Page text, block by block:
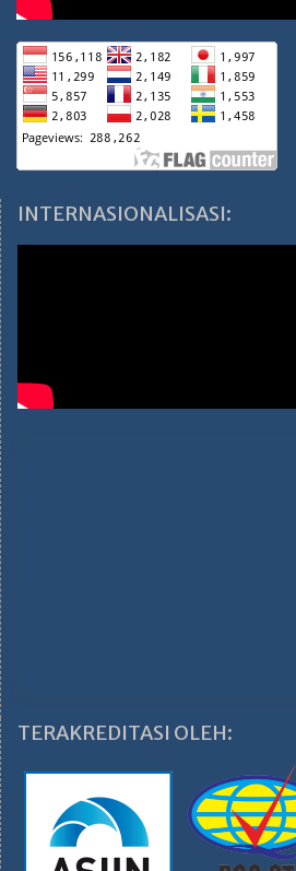
INTERNASIONALISASI:
TERAKREDITASI OLEH: